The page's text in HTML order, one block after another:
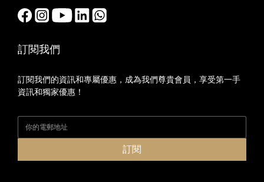
訂閱我們
訂閱我們的資訊和專屬優惠，成為我們尊貴會員，享受第一手
資訊和獨家優惠！
訂閱